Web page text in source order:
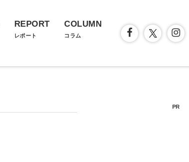
REPORT
レポート
COLUMN
コラム
PR